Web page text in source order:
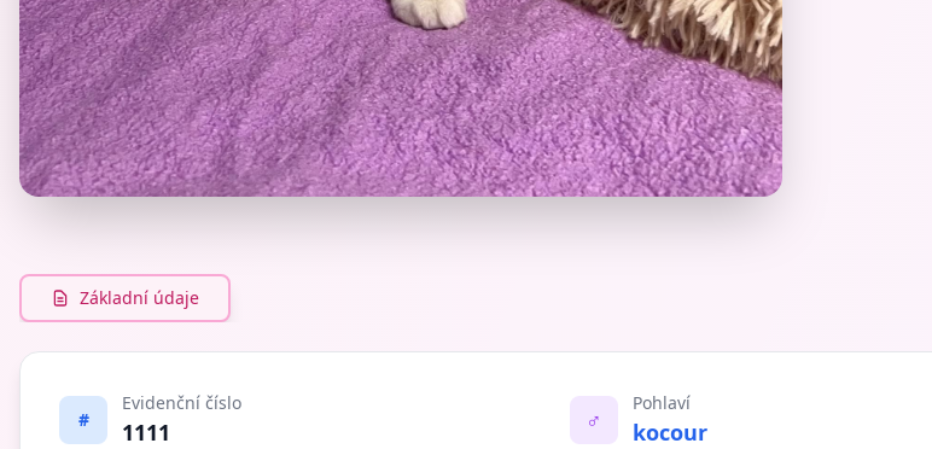
Základní údaje
#
Evidenční číslo
1111 ♂️
Pohlaví
kocour